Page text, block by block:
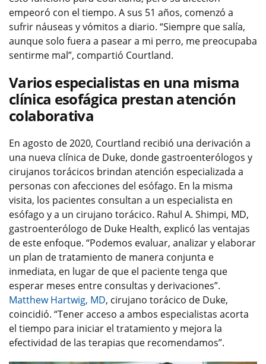
empeoró con el tiempo. A sus 51 años, comenzó a
sufrir náuseas y vómitos a diario. “Siempre que salía,
aunque solo fuera a pasear a mi perro, me preocupaba
sentirme mal”, compartió Courtland.
Varios especialistas en una misma
clínica esofágica prestan atención
colaborativa
En agosto de 2020, Courtland recibió una derivación a
una nueva clínica de Duke, donde gastroenterólogos y
cirujanos torácicos brindan atención especializada a
personas con afecciones del esófago. En la misma
visita, los pacientes consultan a un especialista en
esófago y a un cirujano torácico. Rahul A. Shimpi, MD,
gastroenterólogo de Duke Health, explicó las ventajas
de este enfoque. “Podemos evaluar, analizar y elaborar
un plan de tratamiento de manera conjunta e
inmediata, en lugar de que el paciente tenga que
esperar meses entre consultas y derivaciones”.
Matthew Hartwig, MD, cirujano torácico de Duke,
coincidió. “Tener acceso a ambos especialistas acorta
el tiempo para iniciar el tratamiento y mejora la
efectividad de las terapias que recomendamos”.